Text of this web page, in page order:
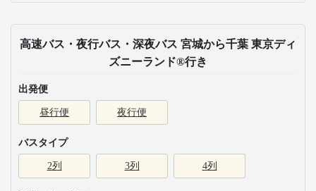
高速バス・夜行バス・深夜バス 宮城から千葉 東京ディ
ズニーランド®行き
出発便
昼行便 夜行便
バスタイプ
2列 3列 4列